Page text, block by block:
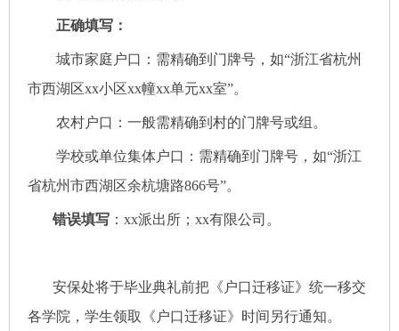
正确填写：
城市家庭户口：需精确到门牌号，如“浙江省杭州
市西湖区xx小区xx幢xx单元xx室”。
农村户口：一般需精确到村的门牌号或组。
学校或单位集体户口：需精确到门牌号，如“浙江
省杭州市西湖区余杭塘路866号”。
错误填写 ： xx派出所；xx有限公司。
安保处将于毕业典礼前把《户口迁移证》统一移交
各学院，学生领取《户口迁移证》时间另行通知。